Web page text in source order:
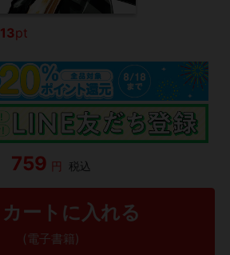
13pt
759 円 税込
カートに入れる
(電子書籍)